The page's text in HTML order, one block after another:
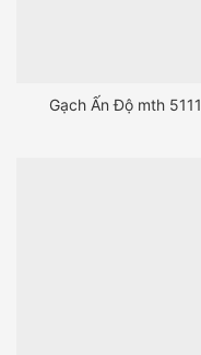
Gạch Ấn Độ mth 5111